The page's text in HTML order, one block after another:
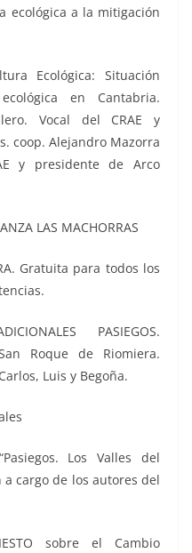
ecológica a la mitigación
Ecológica: Situación
en Cantabria.
Vocal del CRAE y
coop. Alejandro Mazorra
y presidente de Arco
LAS MACHORRAS
Gratuita para todos los
PASIEGOS.
Roque de Riomiera.
Luis y Begoña.
Los Valles del
cargo de los autores del
sobre el Cambio